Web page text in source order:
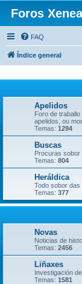
Foros
FAQ
Índice general
Apelidos
Foro de
apelidos, ou
Temas: 1294
Buscas
Procuras sobor
Temas: 804
Heráldica
Todo sobor
Temas: 377
Novas
Noticias de
Temas: 2456
Liñaxes
Investigación
Temas: 1581